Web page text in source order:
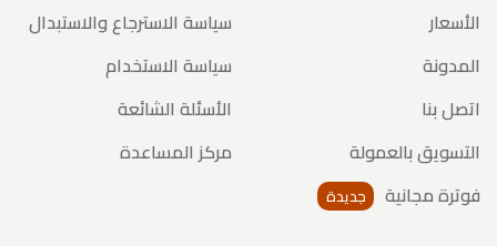
الأسعار
المدونة
اتصل بنا
التسويق بالعمولة
فوترة مجانية
جديدة
سياسة الاسترجاع والاستبدال
سياسة الاستخدام
الأسئلة الشائعة
مركز المساعدة